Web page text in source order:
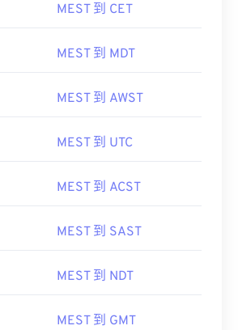
MEST 到 CET
MEST 到 MDT
MEST 到 AWST
MEST 到 UTC
MEST 到 ACST
MEST 到 SAST
MEST 到 NDT
MEST 到 GMT